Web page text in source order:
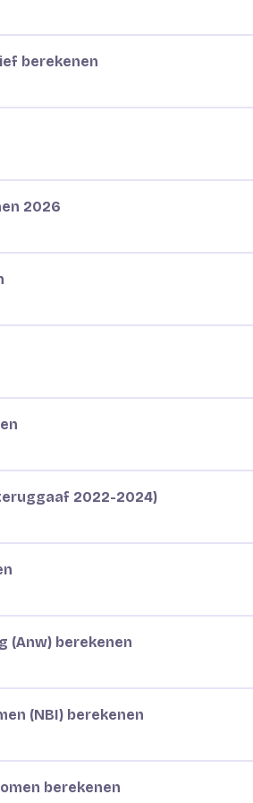
berekenen
2026
2022-2024)
(Anw) berekenen
(NBI) berekenen
berekenen